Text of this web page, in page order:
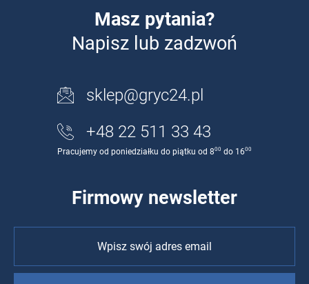
Masz pytania?
Napisz lub zadzwoń
sklep@gryc24.pl
+48 22 511 33 43
Pracujemy od poniedziałku do piątku od 800 do 1600
Firmowy newsletter